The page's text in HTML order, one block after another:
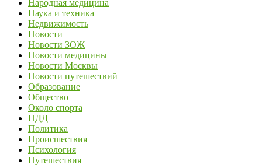
Народная медицина
Наука и техника
Недвижимость
Новости
Новости ЗОЖ
Новости медицины
Новости Москвы
Новости путешествий
Образование
Общество
Около спорта
ПДД
Политика
Происшествия
Психология
Путешествия